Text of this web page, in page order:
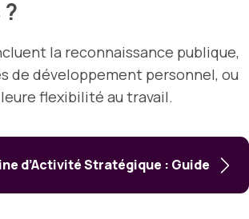
la reconnaissance publique,
de développement personnel, ou
flexibilité au travail.
d’Activité Stratégique : Guide